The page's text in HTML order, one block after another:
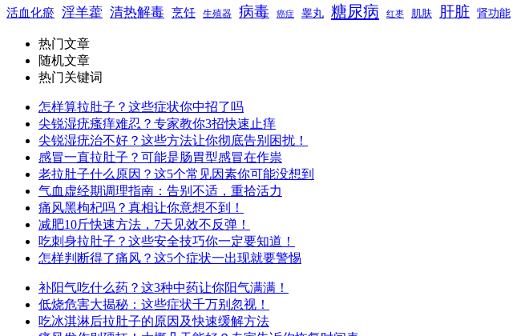
活血化瘀 淫羊藿 清热解毒 烹饪 生殖器 病毒 癌症 睾丸 糖尿病 红枣 肌肤 肝脏 肾功能
热门文章
随机文章
热门关键词
怎样算拉肚子？这些症状你中招了吗
尖锐湿疣瘙痒难忍？专家教你3招快速止痒
尖锐湿疣治不好？这些方法让你彻底告别困扰！
感冒一直拉肚子？可能是肠胃型感冒在作祟
老拉肚子什么原因？这5个常见因素你可能没想到
气血虚经期调理指南：告别不适，重拾活力
痛风黑枸杞吗？真相让你意想不到！
减肥10斤快速方法，7天见效不反弹！
吃刺身拉肚子？这些安全技巧你一定要知道！
怎样判断得了痛风？这5个症状一出现就要警惕
补阳气吃什么药？这3种中药让你阳气满满！
低烧危害大揭秘：这些症状千万别忽视！
吃冰淇淋后拉肚子的原因及快速缓解方法